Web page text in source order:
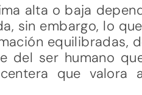
alta o baja
sin embargo, lo
equilibradas,
del ser humano
que valora